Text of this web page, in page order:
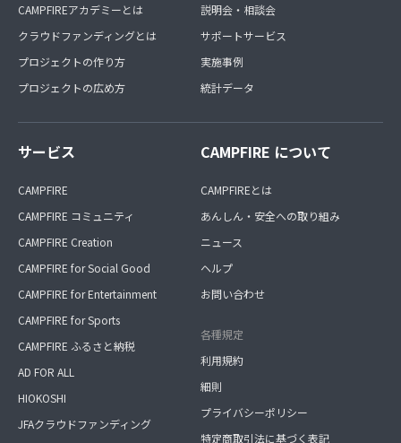
CAMPFIREアカデミーとは
クラウドファンディングとは
プロジェクトの作り方
プロジェクトの広め方
説明会・相談会
サポートサービス
実施事例
統計データ
サービス
CAMPFIRE
CAMPFIRE コミュニティ
CAMPFIRE Creation
CAMPFIRE for Social Good
CAMPFIRE for Entertainment
CAMPFIRE for Sports
CAMPFIRE ふるさと納税
AD FOR ALL
HIOKOSHI
JFAクラウドファンディング
CAMPFIRE について
CAMPFIREとは
あんしん・安全への取り組み
ニュース
ヘルプ
お問い合わせ
各種規定
利用規約
細則
プライバシーポリシー
特定商取引法に基づく表記